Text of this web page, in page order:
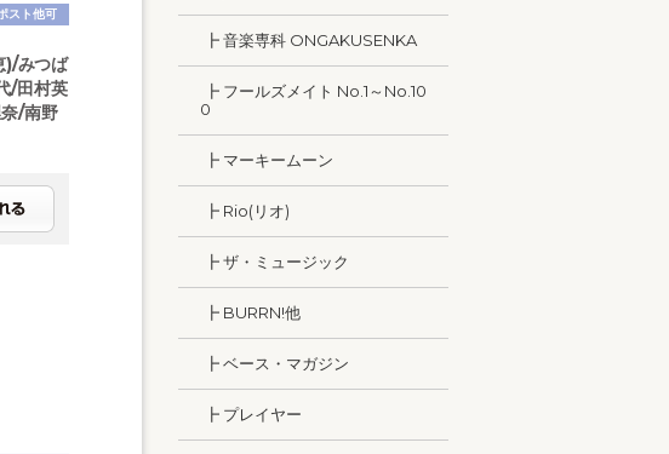
スト他可
)/みつば
/田村英
/南野
┣ 音楽専科 ONGAKUSENKA
┣ フールズメイト No.1～No.10
0
┣ マーキームーン
┣ Rio(リオ)
┣ ザ・ミュージック
┣ BURRN!他
┣ ベース・マガジン
┣ プレイヤー